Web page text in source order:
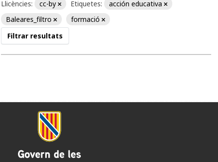
Llicències:
cc-by Etiquetes:
acción educativa
Baleares_filtro
formació
Filtrar resultats